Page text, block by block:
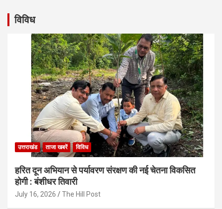
विविध
उत्तराखंड ताजा खबरें विविध
हरित दून अभियान से पर्यावरण संरक्षण की नई चेतना विकसित
होगी : बंशीधर तिवारी
July 16, 2026 The Hill Post